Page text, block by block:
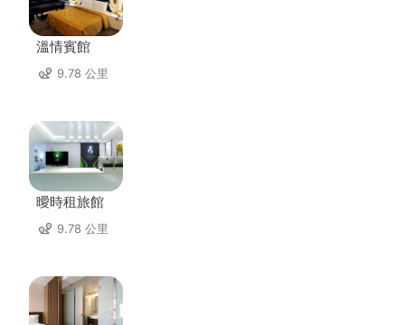
溫情賓館
9.78 公里
曖時租旅館
9.78 公里